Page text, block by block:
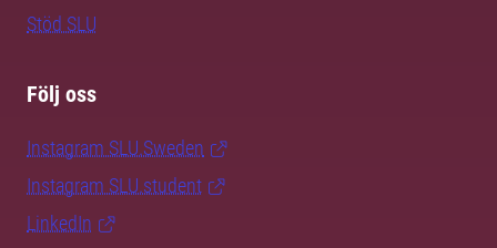
Stöd SLU
Följ oss
Instagram SLU.Sweden
Instagram SLU.student
LinkedIn